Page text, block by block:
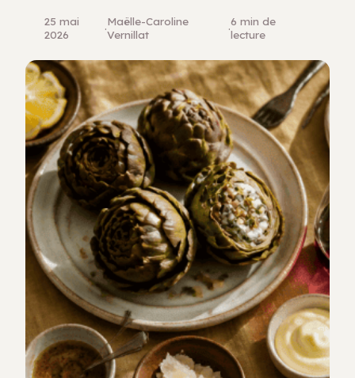
25 mai
2026
·Maëlle-Caroline
Vernillat
·6 min de
lecture